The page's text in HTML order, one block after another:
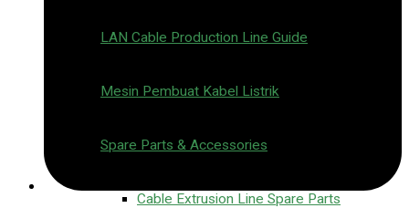
LAN Cable Production Line Guide
Mesin Pembuat Kabel Listrik
Spare Parts & Accessories
Cable Extrusion Line Spare Parts